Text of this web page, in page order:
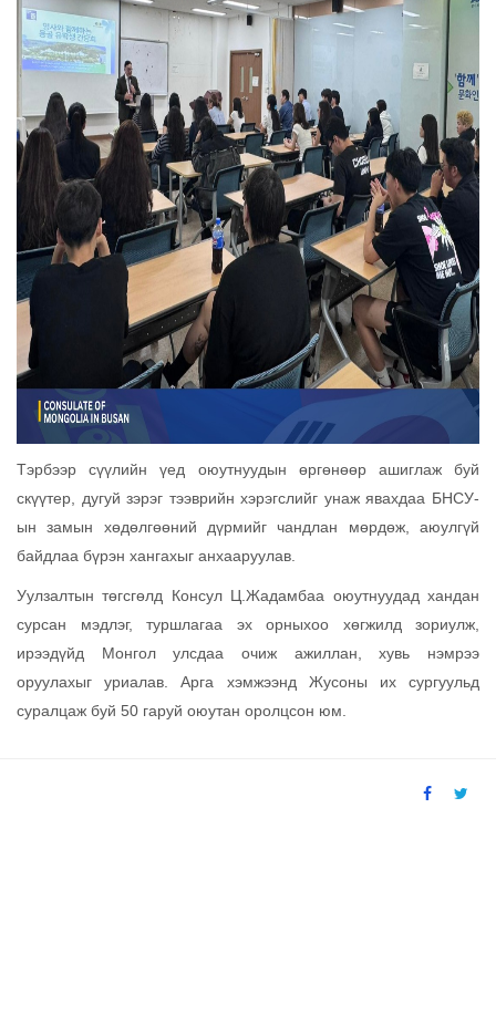
Тэрбээр сүүлийн үед оюутнуудын өргөнөөр ашиглаж буй
скүүтер, дугуй зэрэг тээврийн хэрэгслийг унаж явахдаа БНСУ-
ын замын хөдөлгөөний дүрмийг чандлан мөрдөж, аюулгүй
байдлаа бүрэн хангахыг анхааруулав.
Уулзалтын төгсгөлд Консул Ц.Жадамбаа оюутнуудад хандан
сурсан мэдлэг, туршлагаа эх орныхоо хөгжилд зориулж,
ирээдүйд Монгол улсдаа очиж ажиллан, хувь нэмрээ
оруулахыг уриалав. Арга хэмжээнд Жусоны их сургуульд
суралцаж буй 50 гаруй оюутан оролцсон юм.